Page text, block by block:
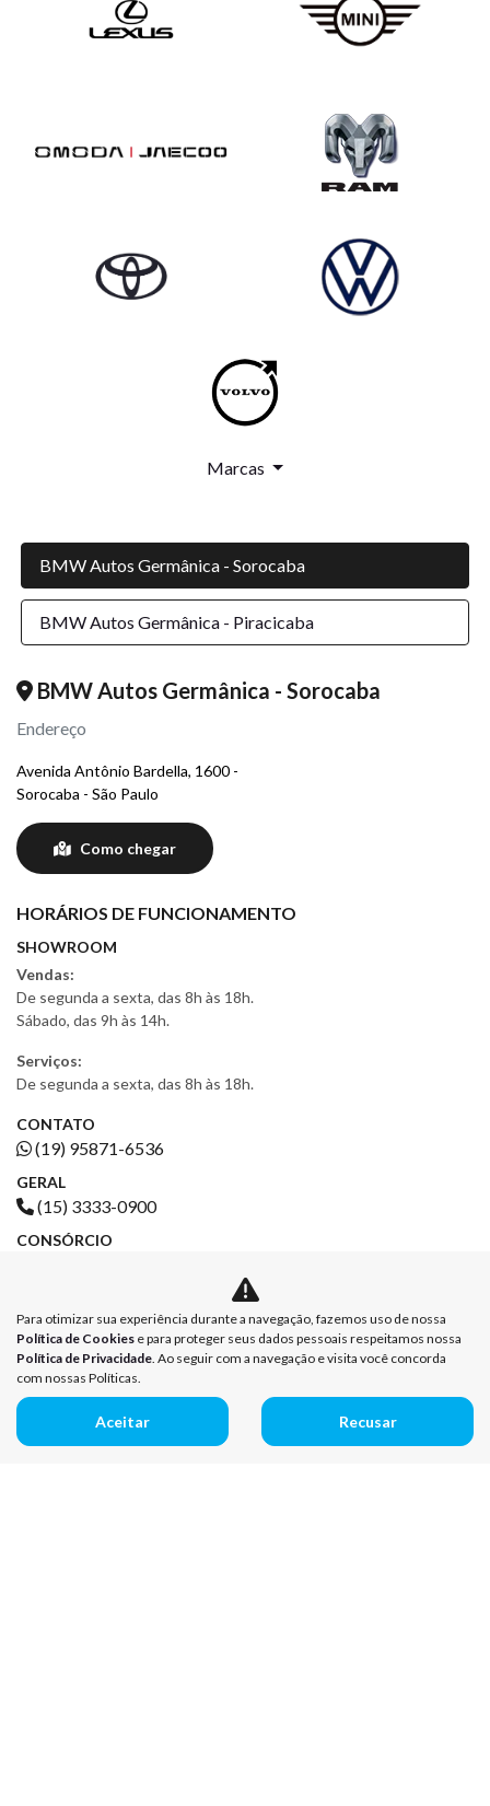
Marcas
BMW Autos Germânica - Sorocaba
BMW Autos Germânica - Piracicaba
BMW Autos Germânica - Sorocaba
Endereço
Avenida Antônio Bardella, 1600 -
Sorocaba - São Paulo
Como chegar
HORÁRIOS DE FUNCIONAMENTO
SHOWROOM
Vendas:
De segunda a sexta, das 8h às 18h.
Sábado, das 9h às 14h.
Serviços:
De segunda a sexta, das 8h às 18h.
CONTATO
(19) 95871-6536
GERAL
(15) 3333-0900
CONSÓRCIO
Para otimizar sua experiência durante a navegação, fazemos uso de nossa
Política de Cookies e para proteger seus dados pessoais respeitamos nossa
Política de Privacidade. Ao seguir com a navegação e visita você concorda
com nossas Políticas.
Aceitar Recusar